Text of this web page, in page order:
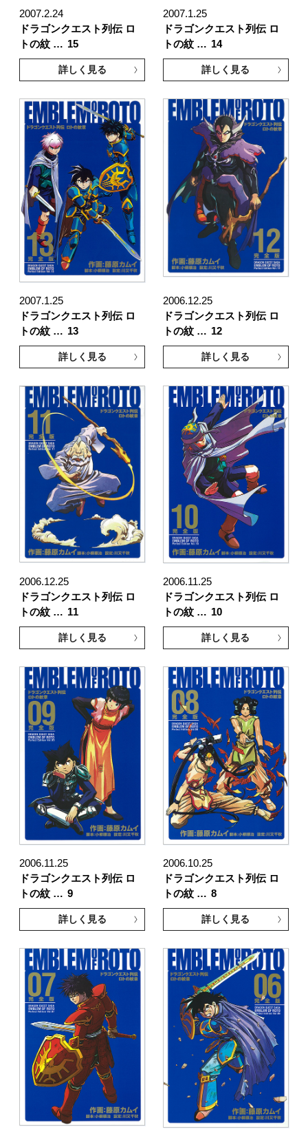
2007.2.24
ドラゴンクエスト列伝 ロ
トの紋 … 15
詳しく見る
2007.1.25
ドラゴンクエスト列伝 ロ
トの紋 … 14
詳しく見る
2007.1.25
ドラゴンクエスト列伝 ロ
トの紋 … 13
詳しく見る
2006.12.25
ドラゴンクエスト列伝 ロ
トの紋 … 12
詳しく見る
2006.12.25
ドラゴンクエスト列伝 ロ
トの紋 … 11
詳しく見る
2006.11.25
ドラゴンクエスト列伝 ロ
トの紋 … 10
詳しく見る
2006.11.25
ドラゴンクエスト列伝 ロ
トの紋 … 9
詳しく見る
2006.10.25
ドラゴンクエスト列伝 ロ
トの紋 … 8
詳しく見る